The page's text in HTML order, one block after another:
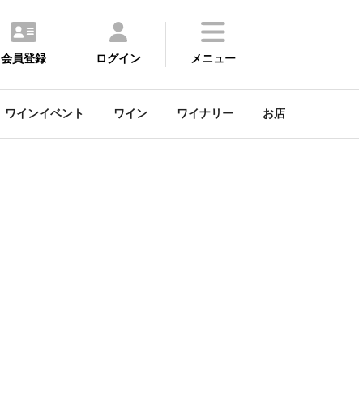
会員登録 ログイン メニュー
ワインイベント ワイン ワイナリー お店